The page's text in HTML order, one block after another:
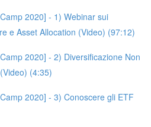
2020] - 1) Webinar sui
e Asset Allocation (Video) (97:12)
2020] - 2) Diversificazione Non
(4:35)
2020] - 3) Conoscere gli ETF